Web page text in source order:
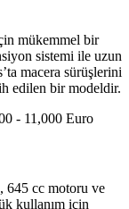
mükemmel bir
sistemi ile uzun
macera sürüşlerini
edilen bir modeldir.
- 11,000 Euro
645 cc motoru ve
kullanım için